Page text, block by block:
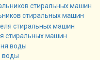
стиральных машин
стиральных машин
воды